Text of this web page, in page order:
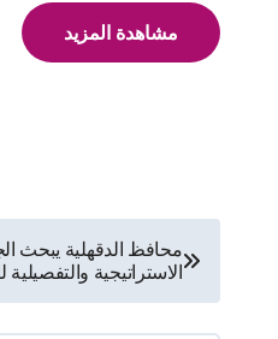
مشاهدة المزيد
تصفّح
المقالات
محافظ الدقهلية يبحث
الاستراتيجية